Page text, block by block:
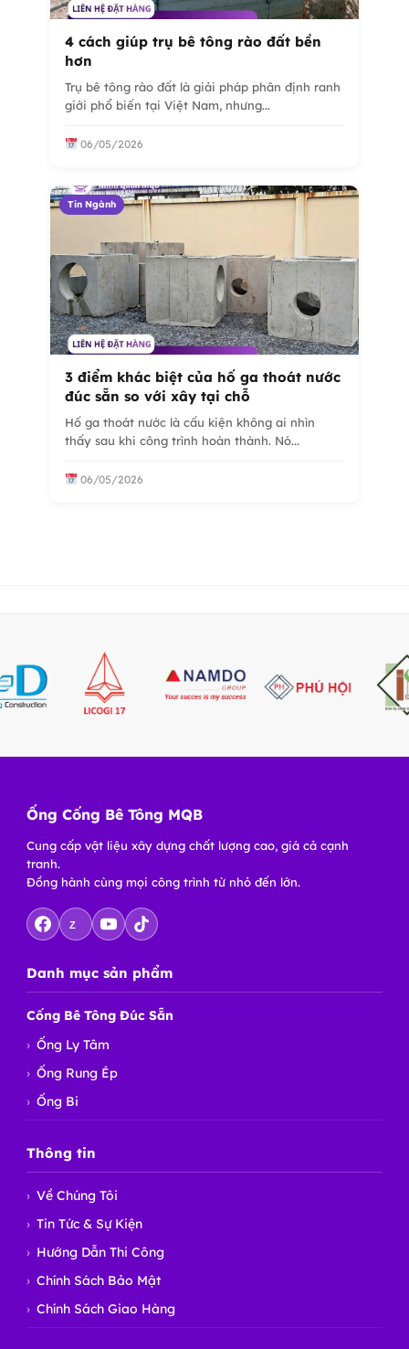
4 cách giúp trụ bê tông rào đất bền
hơn
Trụ bê tông rào đất là giải pháp phân định ranh
giới phổ biến tại Việt Nam, nhưng...
06/05/2026
Tin Ngành
3 điểm khác biệt của hố ga thoát nước
đúc sẵn so với xây tại chỗ
Hố ga thoát nước là cấu kiện không ai nhìn
thấy sau khi công trình hoàn thành. Nó...
06/05/2026
Ống Cống Bê Tông MQB
Cung cấp vật liệu xây dựng chất lượng cao, giá cả cạnh
tranh.
Đồng hành cùng mọi công trình từ nhỏ đến lớn.
Z
Danh mục sản phẩm
Cống Bê Tông Đúc Sẵn
Ống Ly Tâm
Ống Rung Ép
Ống Bi
Thông tin
Về Chúng Tôi
Tin Tức & Sự Kiện
Hướng Dẫn Thi Công
Chính Sách Bảo Mật
Chính Sách Giao Hàng